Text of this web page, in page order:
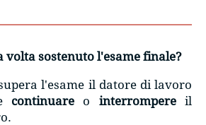
volta sostenuto l'esame finale?
l'esame il datore di lavoro
continuare o interrompereil